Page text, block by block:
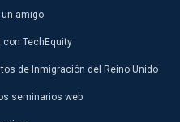
un amigo
con TechEquity
de Inmigración del Reino Unido
seminarios web